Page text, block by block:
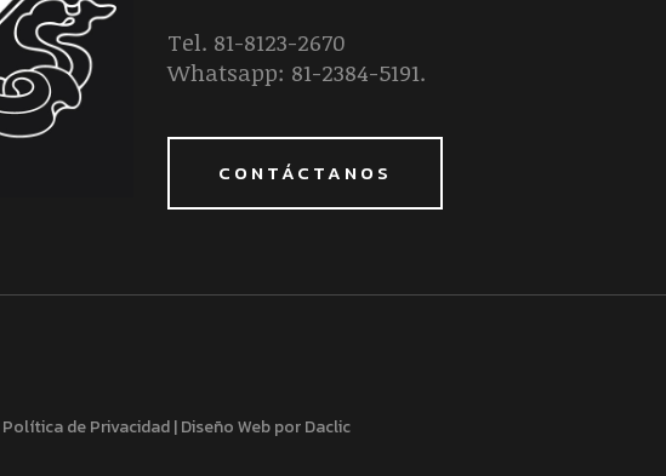
Tel. 81-8123-2670
Whatsapp: 81-2384-5191.
CONTÁCTANOS
Política de Privacidad|Diseño Web por Daclic